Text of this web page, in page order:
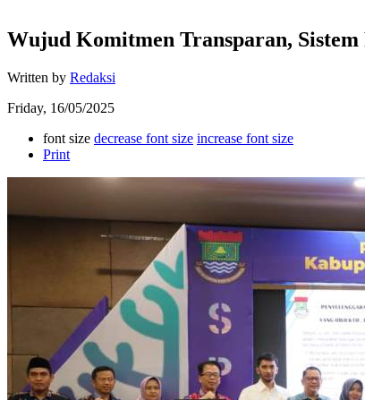
Wujud Komitmen Transparan,
Written by Redaksi
Friday, 16/05/2025
font size decrease font size increase font size
Print